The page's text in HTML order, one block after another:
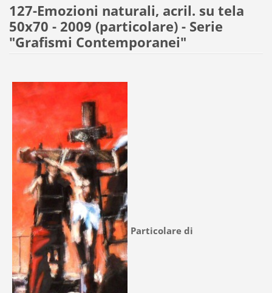
127-Emozioni naturali, acril. su tela
50x70 - 2009 (particolare) - Serie
"Grafismi Contemporanei"
Particolare di